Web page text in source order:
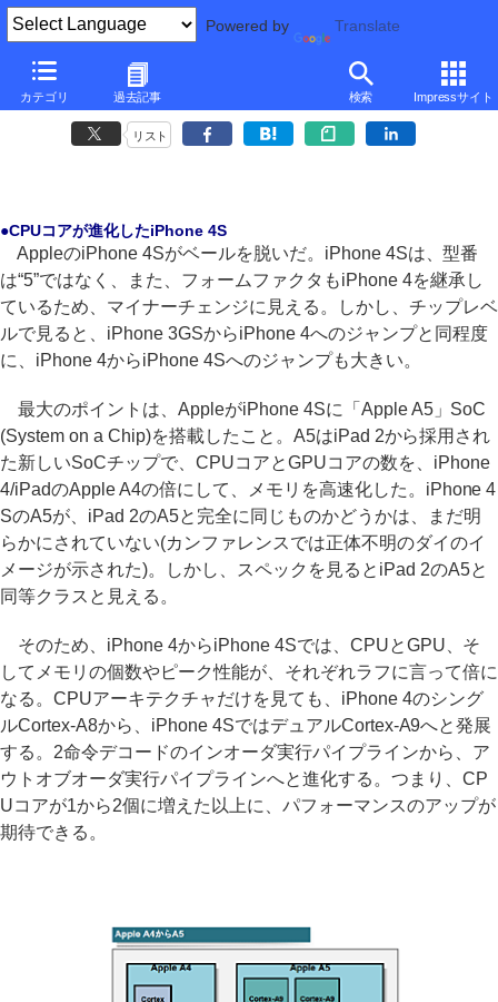
Powered by Translate
カテゴリ 過去記事 検索 Impressサイト
■後藤弘茂のWeekly海外ニュース■
チップレベルで大きな進化を遂げたiPhone 4S
リスト
●CPUコアが進化したiPhone 4S
AppleのiPhone 4Sがベールを脱いだ。iPhone 4Sは、型番
は“5”ではなく、また、フォームファクタもiPhone 4を継承し
ているため、マイナーチェンジに見える。しかし、チップレベ
ルで見ると、iPhone 3GSからiPhone 4へのジャンプと同程度
に、iPhone 4からiPhone 4Sへのジャンプも大きい。
最大のポイントは、AppleがiPhone 4Sに「Apple A5」SoC
(System on a Chip)を搭載したこと。A5はiPad 2から採用され
た新しいSoCチップで、CPUコアとGPUコアの数を、iPhone
4/iPadのApple A4の倍にして、メモリを高速化した。iPhone 4
SのA5が、iPad 2のA5と完全に同じものかどうかは、まだ明
らかにされていない(カンファレンスでは正体不明のダイのイ
メージが示された)。しかし、スペックを見るとiPad 2のA5と
同等クラスと見える。
そのため、iPhone 4からiPhone 4Sでは、CPUとGPU、そ
してメモリの個数やピーク性能が、それぞれラフに言って倍に
なる。CPUアーキテクチャだけを見ても、iPhone 4のシング
ルCortex-A8から、iPhone 4SではデュアルCortex-A9へと発展
する。2命令デコードのインオーダ実行パイプラインから、ア
ウトオブオーダ実行パイプラインへと進化する。つまり、CP
Uコアが1から2個に増えた以上に、パフォーマンスのアップが
期待できる。